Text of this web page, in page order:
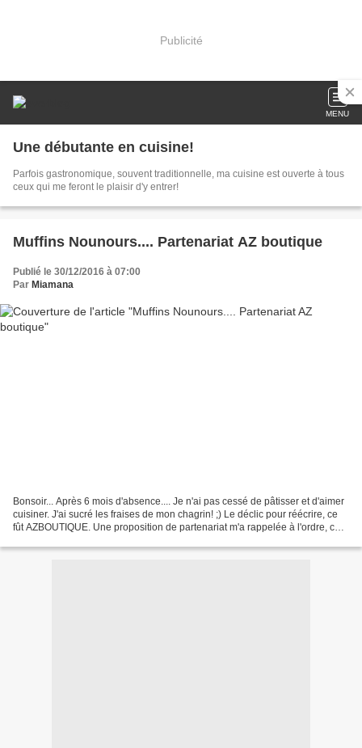
Publicité
MENU
Une débutante en cuisine!
Parfois gastronomique, souvent traditionnelle, ma cuisine est ouverte à tous
ceux qui me feront le plaisir d'y entrer!
Muffins Nounours.... Partenariat AZ boutique
Publié le 30/12/2016 à 07:00
Par Miamana
Bonsoir... Après 6 mois d'absence.... Je n'ai pas cessé de pâtisser et d'aimer
cuisiner. J'ai sucré les fraises de mon chagrin! ;) Le déclic pour réécrire, ce
fût AZBOUTIQUE. Une proposition de partenariat m'a rappelée à l'ordre, car